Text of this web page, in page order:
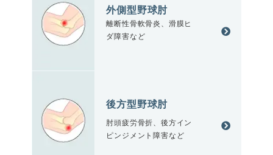
外側型野球肘
離断性骨軟骨炎、滑膜ヒ
ダ障害など
後方型野球肘
肘頭疲労骨折、後方イン
ピンジメント障害など